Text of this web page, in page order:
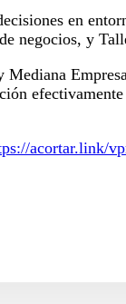
en
negocios, y
Mediana
acortar.link/